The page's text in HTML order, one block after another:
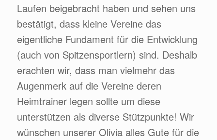
Laufen beigebracht haben und sehen uns
bestätigt, dass kleine Vereine das
eigentliche Fundament für die Entwicklung
(auch von Spitzensportlern) sind. Deshalb
erachten wir, dass man vielmehr das
Augenmerk auf die Vereine deren
Heimtrainer legen sollte um diese
unterstützen als diverse Stützpunkte! Wir
wünschen unserer Olivia alles Gute für die